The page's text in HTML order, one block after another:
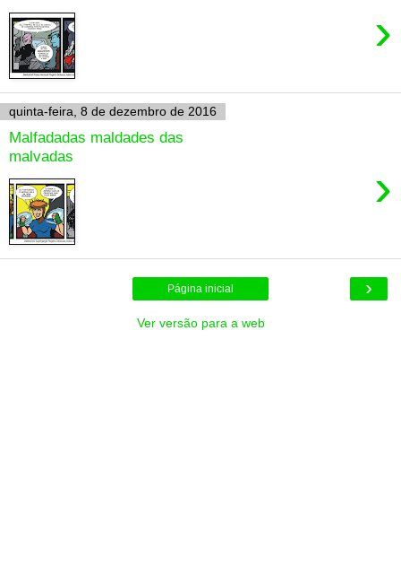
›
quinta-feira, 8 de dezembro de 2016
Malfadadas maldades das
malvadas
›
›
Página inicial
Ver versão para a web